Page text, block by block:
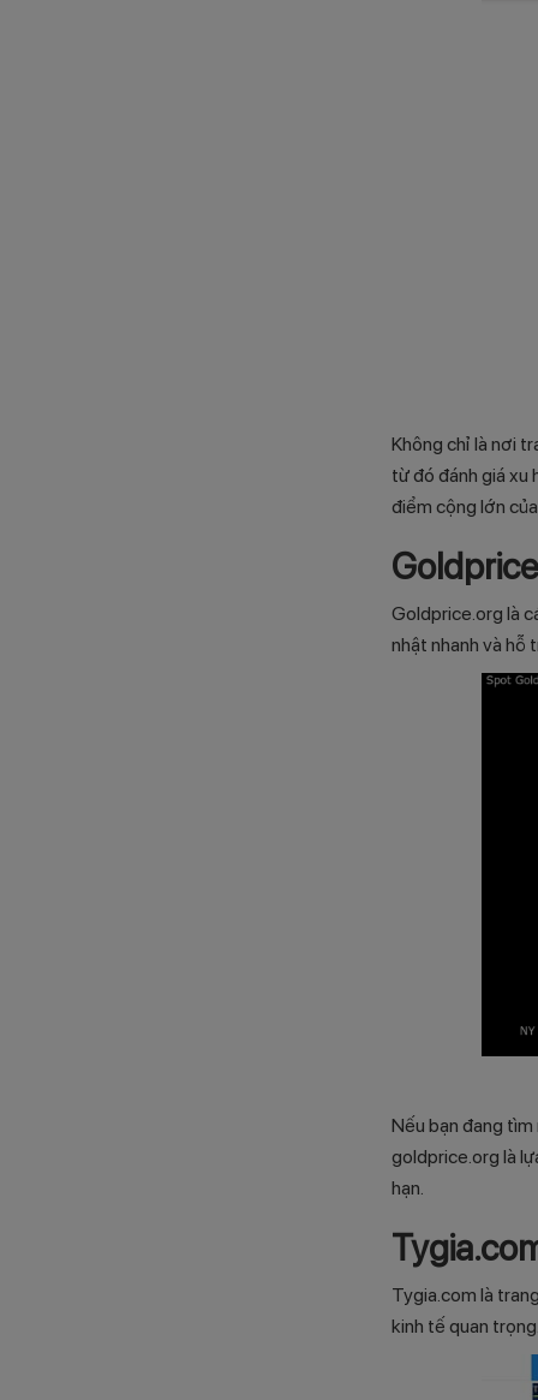
Không chỉ là nơi
từ đó đánh giá xu
điểm cộng lớn
Goldprice.org là
nhật nhanh và hỗ
Nếu bạn đang
goldprice.org là
hạn.
Tygia.com là
kinh tế quan